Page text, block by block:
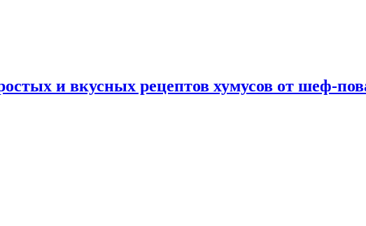
и вкусных рецептов хумусов от шеф-